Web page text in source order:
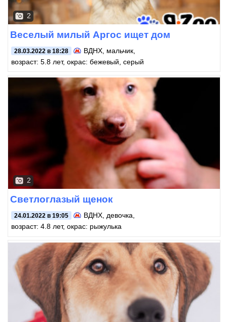
2
Веселый милый Аргос ищет дом
28.03.2022 в 18:28 ВДНХ , мальчик,
возраст: 5.8 лет, окрас: бежевый, серый
2
Светлоглазый щенок
24.01.2022 в 19:05 ВДНХ, девочка,
возраст: 4.8 лет, окрас: рыжулька